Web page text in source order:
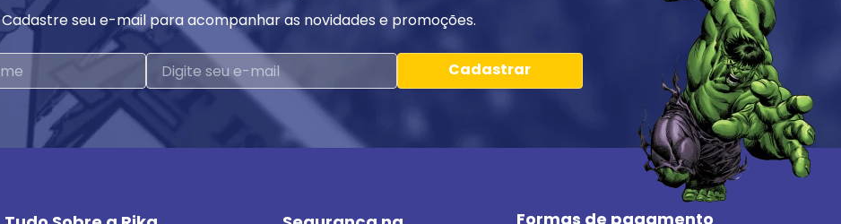
Cadastre seu e-mail para acompanhar as novidades e promoções.
Cadastrar
Formas de pagamento